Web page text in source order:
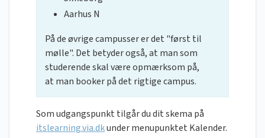
Aarhus N
På de øvrige campusser er det "først til
mølle". Det betyder også, at man som
studerende skal være opmærksom på,
at man booker på det rigtige campus.
Som udgangspunkt tilgår du dit skema på
itslearning.via.dkunder menupunktet Kalender.